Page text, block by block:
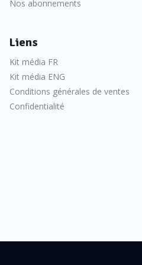
Elle se caractérise par des
%). L’agent infectieux,
installations liées aux
En France, la
le nombre de cas
Nos abonnements
Liens
Kit média FR
Kit média ENG
Conditions générales de ventes
Confidentialité